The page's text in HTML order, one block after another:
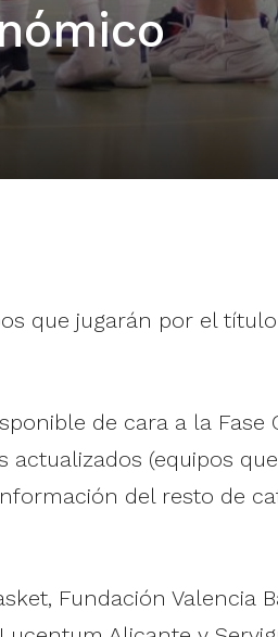
que jugarán por el
de cara a la Fase
(equipos
del resto de
Fundación Valencia